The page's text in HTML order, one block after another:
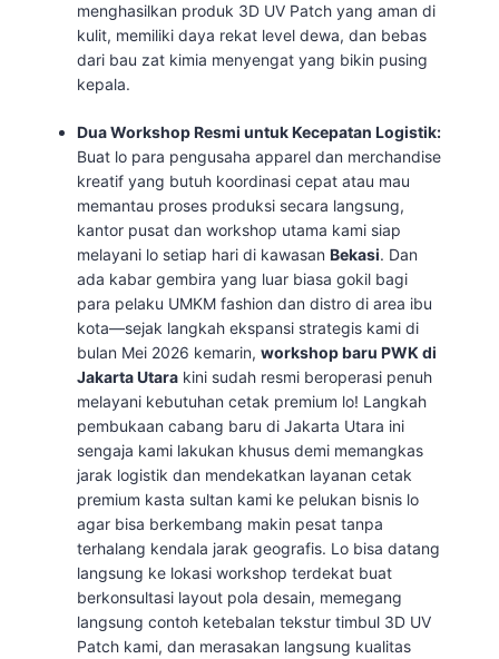
menghasilkan produk 3D UV Patch yang aman di
kulit, memiliki daya rekat level dewa, dan bebas
dari bau zat kimia menyengat yang bikin pusing
kepala.
Dua Workshop Resmi untuk Kecepatan Logistik:
Buat lo para pengusaha apparel dan merchandise
kreatif yang butuh koordinasi cepat atau mau
memantau proses produksi secara langsung,
kantor pusat dan workshop utama kami siap
melayani lo setiap hari di kawasanBekasi. Dan
ada kabar gembira yang luar biasa gokil bagi
para pelaku UMKM fashion dan distro di area ibu
kota—sejak langkah ekspansi strategis kami di
bulan Mei 2026 kemarin,workshop baru PWK di
Jakarta Utara kini sudah resmi beroperasi penuh
melayani kebutuhan cetak premium lo! Langkah
pembukaan cabang baru di Jakarta Utara ini
sengaja kami lakukan khusus demi memangkas
jarak logistik dan mendekatkan layanan cetak
premium kasta sultan kami ke pelukan bisnis lo
agar bisa berkembang makin pesat tanpa
terhalang kendala jarak geografis. Lo bisa datang
langsung ke lokasi workshop terdekat buat
berkonsultasi layout pola desain, memegang
langsung contoh ketebalan tekstur timbul 3D UV
Patch kami, dan merasakan langsung kualitas